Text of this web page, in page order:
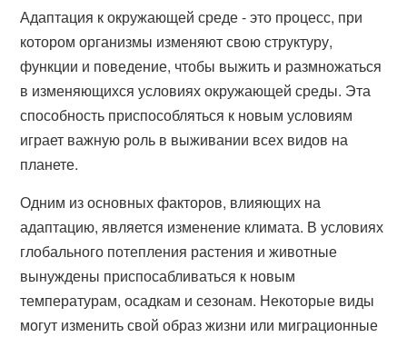
Адаптация к окружающей среде - это процесс, при
котором организмы изменяют свою структуру,
функции и поведение, чтобы выжить и размножаться
в изменяющихся условиях окружающей среды. Эта
способность приспособляться к новым условиям
играет важную роль в выживании всех видов на
планете.
Одним из основных факторов, влияющих на
адаптацию, является изменение климата. В условиях
глобального потепления растения и животные
вынуждены приспосабливаться к новым
температурам, осадкам и сезонам. Некоторые виды
могут изменить свой образ жизни или миграционные